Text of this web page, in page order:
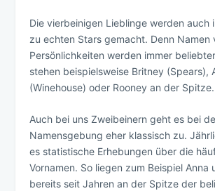
Die vierbeinigen Lieblinge werden auch
zu echten Stars gemacht. Denn Namen
Persönlichkeiten werden immer
stehen beispielsweise Britney (Spears),
(Winehouse) oder Rooney an der Spitze.
Auch bei uns Zweibeinern geht es bei
Namensgebung eher klassisch zu.
es statistische Erhebungen über die
Vornamen. So liegen zum Beispiel Anna
bereits seit Jahren an der Spitze der